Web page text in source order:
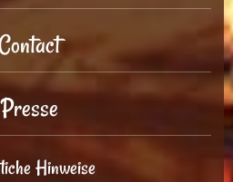
Presse
Hinweise